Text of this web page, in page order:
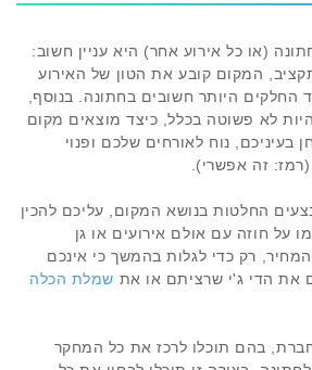
(או כל אירוע אחר) היא עניין חשוב:
המקום קובע את הטון של האירוע
החלקים היותר חשובים בחתונה. בנוסף,
לא פשוטה בכלל, כיצד מוצאים מקום
נוח לאורחים שלכם ופנוי
זה אפשרי).
החלטות בנושא המקום, עליכם להכין
על חוזה עם אולם אירועים או גן
רק כדי לגלות בהמשך כי אינכם
את הדי ג'י שרציתם או את שמלת הכלה
מחברת, בהם תוכלו לרכז את כל המחקר